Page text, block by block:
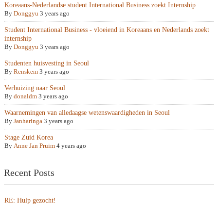
Koreaans-Nederlandse student International Business zoekt Internship
By Donggyu 3 years ago
Student International Business - vloeiend in Koreaans en Nederlands zoekt
internship
By Donggyu 3 years ago
Studenten huisvesting in Seoul
By Renskem 3 years ago
Verhuizing naar Seoul
By donaldm 3 years ago
Waarnemingen van alledaagse wetenswaardigheden in Seoul
By Janharinga 3 years ago
Stage Zuid Korea
By Anne Jan Pruim 4 years ago
Recent Posts
RE: Hulp gezocht!